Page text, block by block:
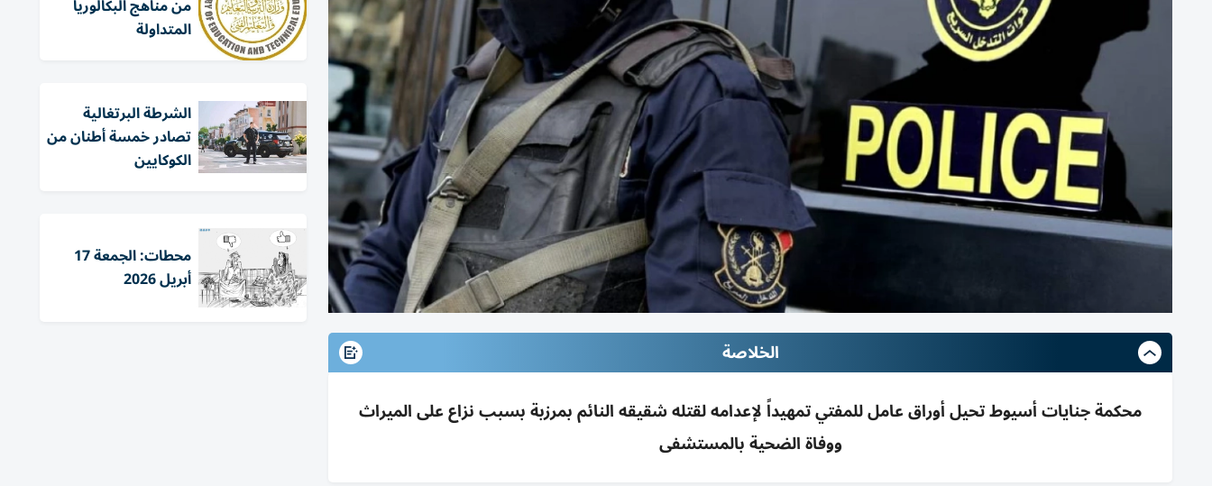
الخلاصة
محكمة جنايات أسيوط تحيل أوراق عامل للمفتي تمهيداً لإعدامه لقتله شقيقه النائم بمرزبة بسبب نزاع على الميراث
ووفاة الضحية بالمستشفى
من مناهج البكالوريا
المتداولة
الشرطة البرتغالية
تصادر خمسة أطنان من
الكوكايين
محطات: الجمعة 17
أبريل 2026